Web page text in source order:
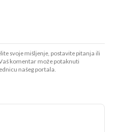
svoje mišljenje, postavite pitanja ili
komentar može potaknuti
našeg portala.